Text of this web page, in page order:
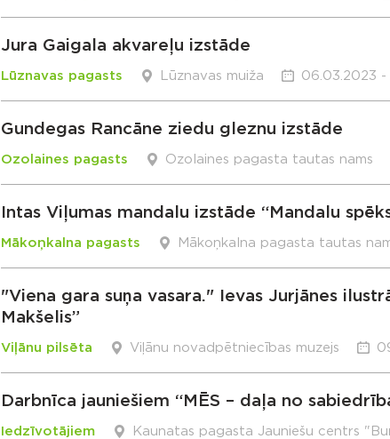
Jura Gaigala akvareļu izstāde
Lūznavas pagasts Lūznavas muiža 06.03.2023 -
Gundegas Rancāne ziedu gleznu izstāde
Ozolaines pagasts Ozolaines pagasta tautas nams
Intas Viļumas mandalu izstāde “Mandalu
Mākoņkalna pagasts Mākoņkalna pagasta tautas
"Viena gara suņa vasara." Ievas Jurjānes
Makšelis”
Viļānu pilsēta Viļānu novadpētniecības muzejs
Darbnīca jauniešiem “MĒS – daļa no
Iedzīvotājiem Kaunatas pagasta Jauniešu centrs